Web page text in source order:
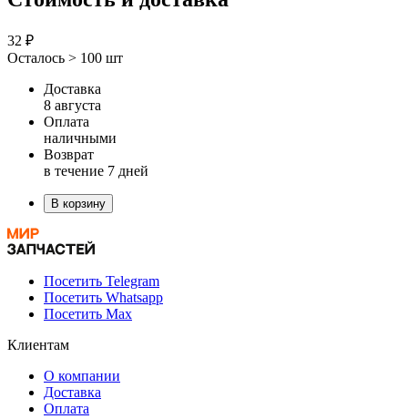
32 ₽
Осталось > 100 шт
Доставка
8 августа
Оплата
наличными
Возврат
в течение 7 дней
В корзину
Посетить Telegram
Посетить Whatsapp
Посетить Max
Клиентам
О компании
Доставка
Оплата